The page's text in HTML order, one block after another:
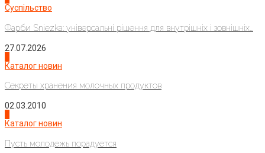
Суспільство
Фарби Sniezka: універсальні рішення для внутрішніх і зовнішніх...
27.07.2026
Каталог новин
Секреты хранения молочных продуктов
02.03.2010
Каталог новин
Пусть молодежь порадуется